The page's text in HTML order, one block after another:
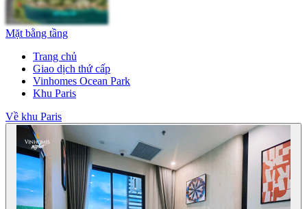
Mặt bằng tầng
Trang chủ
Giao dịch thứ cấp
Vinhomes Ocean Park
Khu Paris
Về khu Paris